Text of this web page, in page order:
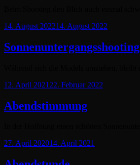
Posted
14. August 202214. August 2022
Sonnenuntergangsshooting
Posted
12. April 2021 22. Februar 2022
Abendstimmung
Posted
27. April 202014. April 2021